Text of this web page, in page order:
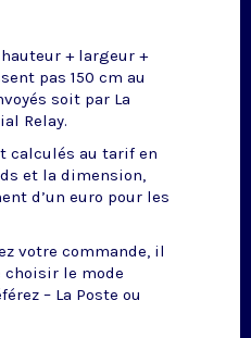
+ largeur +
pas 150 cm au
soit par La
Relay.
calculés au tarif en
et la dimension,
d’un euro pour les
votre commande, il
choisir le mode
– La Poste ou